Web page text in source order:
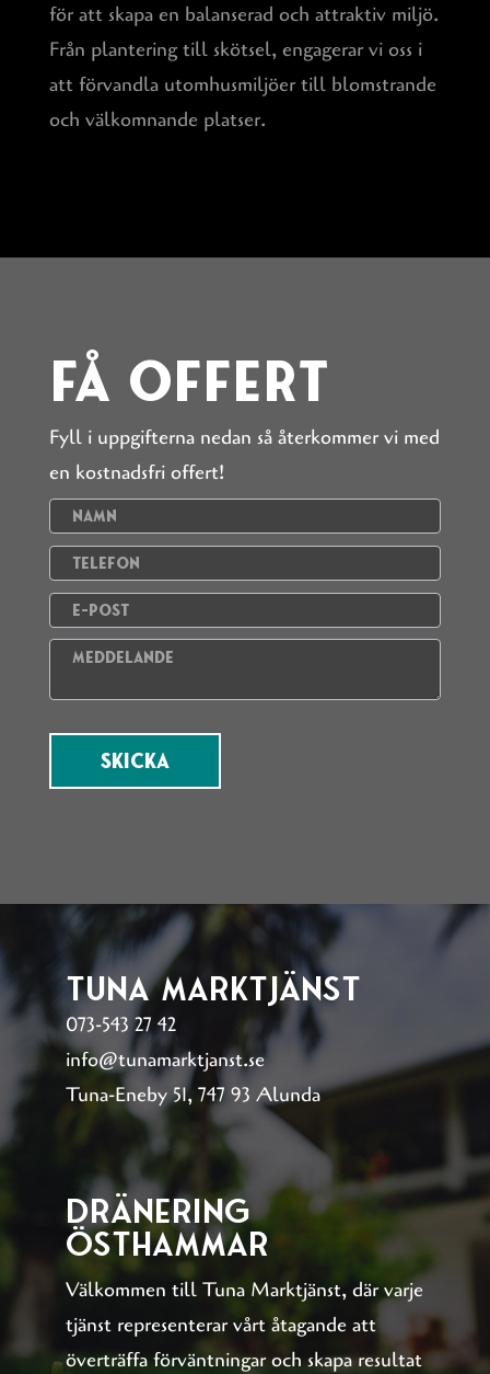
för att skapa en balanserad och attraktiv miljö.
Från plantering till skötsel, engagerar vi oss i
att förvandla utomhusmiljöer till blomstrande
och välkomnande platser.
Få offert
Fyll i uppgifterna nedan så återkommer vi med
en kostnadsfri offert!
Kontaktformulär
Skicka
Tuna Marktjänst
073-543 27 42
info@tunamarktjanst.se
Tuna-Eneby 51, 747 93 Alunda
Dränering
Östhammar
Välkommen till Tuna Marktjänst, där varje
tjänst representerar vårt åtagande att
överträffa förväntningar och skapa resultat